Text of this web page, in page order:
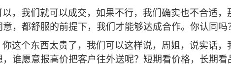
，我们就可以成交，如果不行，我们确实也不合适，
，都舒服的前提下，我们才能够达成合作。你认同吗
这个东西太贵了，我们可以这样说，周姐，说实话，
谁愿意报高价把客户往外送呢？短期看价格，长期看